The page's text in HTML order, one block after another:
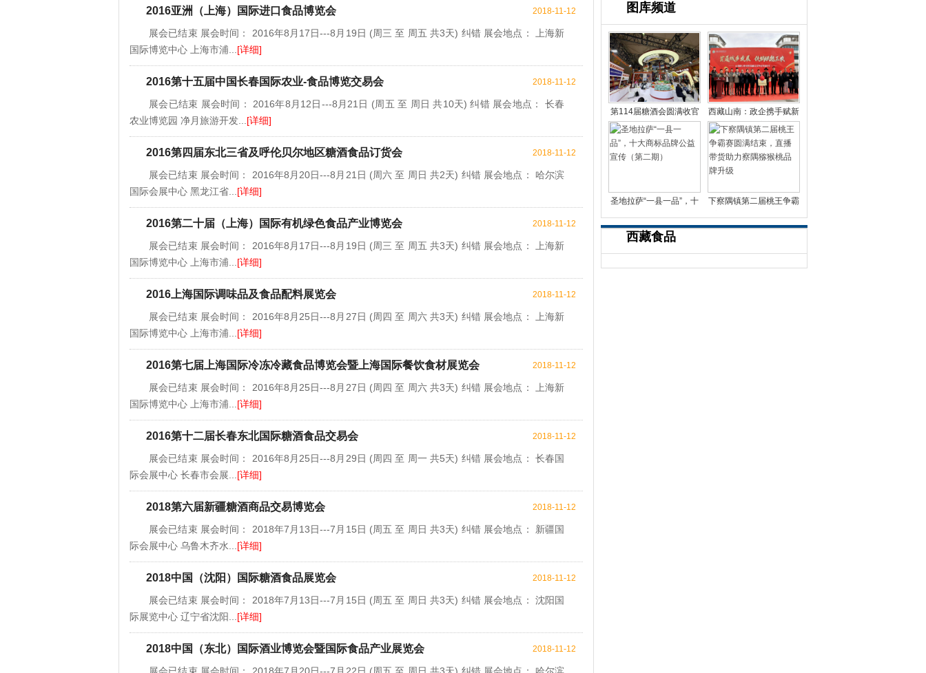
2016亚洲（上海）国际进口食品博览会 2018-11-12
展会已结束 展会时间： 2016年8月17日---8月19日 (周三 至 周五 共3天) 纠错 展会地点： 上海新
国际博览中心 上海市浦... [详细]
2016第十五届中国长春国际农业-食品博览交易会 2018-11-12
展会已结束 展会时间： 2016年8月12日---8月21日 (周五 至 周日 共10天) 纠错 展会地点： 长春
农业博览园 净月旅游开发... [详细]
2016第四届东北三省及呼伦贝尔地区糖酒食品订货会 2018-11-12
展会已结束 展会时间： 2016年8月20日---8月21日 (周六 至 周日 共2天) 纠错 展会地点： 哈尔滨
国际会展中心 黑龙江省... [详细]
2016第二十届（上海）国际有机绿色食品产业博览会 2018-11-12
展会已结束 展会时间： 2016年8月17日---8月19日 (周三 至 周五 共3天) 纠错 展会地点： 上海新
国际博览中心 上海市浦... [详细]
2016上海国际调味品及食品配料展览会 2018-11-12
展会已结束 展会时间： 2016年8月25日---8月27日 (周四 至 周六 共3天) 纠错 展会地点： 上海新
国际博览中心 上海市浦... [详细]
2016第七届上海国际冷冻冷藏食品博览会暨上海国际餐饮食材展览会 2018-11-12
展会已结束 展会时间： 2016年8月25日---8月27日 (周四 至 周六 共3天) 纠错 展会地点： 上海新
国际博览中心 上海市浦... [详细]
2016第十二届长春东北国际糖酒食品交易会 2018-11-12
展会已结束 展会时间： 2016年8月25日---8月29日 (周四 至 周一 共5天) 纠错 展会地点： 长春国
际会展中心 长春市会展... [详细]
2018第六届新疆糖酒商品交易博览会 2018-11-12
展会已结束 展会时间： 2018年7月13日---7月15日 (周五 至 周日 共3天) 纠错 展会地点： 新疆国
际会展中心 乌鲁木齐水... [详细]
2018中国（沈阳）国际糖酒食品展览会 2018-11-12
展会已结束 展会时间： 2018年7月13日---7月15日 (周五 至 周日 共3天) 纠错 展会地点： 沈阳国
际展览中心 辽宁省沈阳... [详细]
2018中国（东北）国际酒业博览会暨国际食品产业展览会 2018-11-12
图库频道
第114届糖酒会圆满收官
山南城乡供销载誉而
西藏山南：政企携手赋新
能 供销改革启新篇 城
圣地拉萨“一县一品”，十
下察隅镇第二届桃王争霸
西藏食品